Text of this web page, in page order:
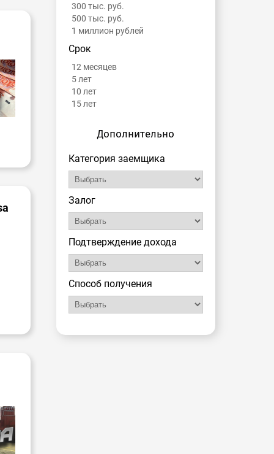
300 тыс. руб.
500 тыс. руб.
1 миллион рублей
Срок
12 месяцев
5 лет
10 лет
15 лет
Дополнительно
Категория заемщика
Залог
Подтверждение дохода
Способ получения